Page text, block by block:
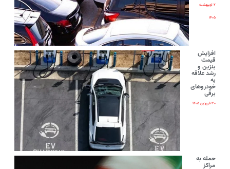
۲ اردیبهشت
۱۴۰۵
افزایش
قیمت
بنزین و
رشد علاقه
به
خودروهای
برقی
۳۰ فروردین ۱۴۰۵
حمله به
مراکز